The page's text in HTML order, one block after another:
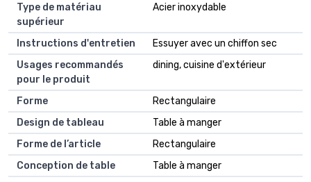
Type de matériau
supérieur
Acier inoxydable
Instructions d'entretien
Essuyer avec un chiffon sec
Usages recommandés
pour le produit
dining, cuisine d'extérieur
Forme
Rectangulaire
Design de tableau
Table à manger
Forme de l’article
Rectangulaire
Conception de table
Table à manger